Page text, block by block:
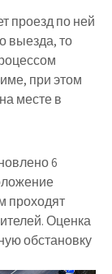
проезд по ней
выезда, то
при этом
месте в
6
проходят
Оценка
обстановку